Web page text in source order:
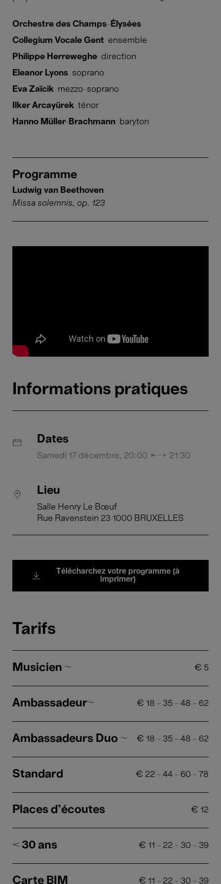
Orchestre des Champs-Élysées
Collegium Vocale Gent ensemble
Philippe Herreweghe direction
Eleanor Lyons soprano
Eva Zaïcik mezzo-soprano
Ilker Arcayürek ténor
Hanno Müller-Brachmann baryton
Programme
Ludwig van Beethoven
Missa solemnis, op. 123
Informations pratiques
Dates
Samedi 17 décembre, 20:00 → 21:30
Lieu
Salle Henry Le Bœuf
Rue Ravenstein 23 1000 BRUXELLES
Télécharchez votre programme (à
imprimer)
Tarifs
Musicien ~ € 5
Ambassadeur~ € 18 - 35 - 48 - 62
Ambassadeurs Duo ~ € 18 - 35 - 48 - 62
Standard € 22 - 44 - 60 - 78
Places d'écoutes € 12
< 30 ans € 11 - 22 - 30 - 39
Carte BIM € 11 - 22 - 30 - 39